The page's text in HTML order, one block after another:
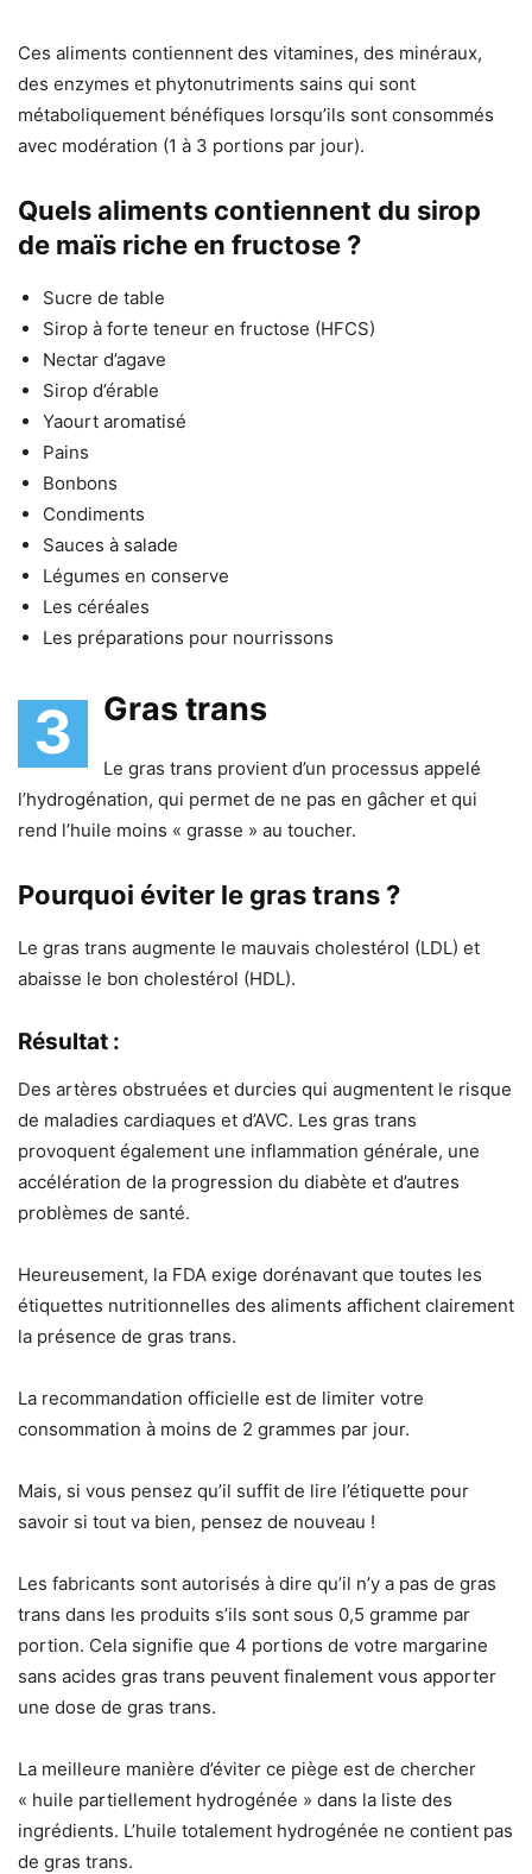
Ces aliments contiennent des vitamines, des minéraux,
des enzymes et phytonutriments sains qui sont
métaboliquement bénéfiques lorsqu’ils sont consommés
avec modération (1 à 3 portions par jour).
Quels aliments contiennent du sirop
de maïs riche en fructose ?
Sucre de table
Sirop à forte teneur en fructose (HFCS)
Nectar d’agave
Sirop d’érable
Yaourt aromatisé
Pains
Bonbons
Condiments
Sauces à salade
Légumes en conserve
Les céréales
Les préparations pour nourrissons
3 Gras trans
Le gras trans provient d’un processus appelé
l’hydrogénation, qui permet de ne pas en gâcher et qui
rend l’huile moins « grasse » au toucher.
Pourquoi éviter le gras trans ?
Le gras trans augmente le mauvais cholestérol (LDL) et
abaisse le bon cholestérol (HDL).
Résultat :
Des artères obstruées et durcies qui augmentent le risque
de maladies cardiaques et d’AVC. Les gras trans
provoquent également une inflammation générale, une
accélération de la progression du diabète et d’autres
problèmes de santé.
Heureusement, la FDA exige dorénavant que toutes les
étiquettes nutritionnelles des aliments affichent clairement
la présence de gras trans.
La recommandation officielle est de limiter votre
consommation à moins de 2 grammes par jour.
Mais, si vous pensez qu’il suffit de lire l’étiquette pour
savoir si tout va bien, pensez de nouveau !
Les fabricants sont autorisés à dire qu’il n’y a pas de gras
trans dans les produits s’ils sont sous 0,5 gramme par
portion. Cela signifie que 4 portions de votre margarine
sans acides gras trans peuvent finalement vous apporter
une dose de gras trans.
La meilleure manière d’éviter ce piège est de chercher
« huile partiellement hydrogénée » dans la liste des
ingrédients. L’huile totalement hydrogénée ne contient pas
de gras trans.